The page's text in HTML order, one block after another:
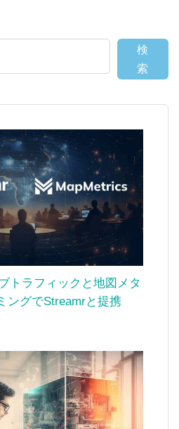
検
索
トラフィックと地図メタ
ングでStreamrと提携